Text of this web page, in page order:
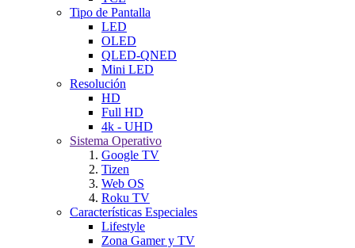
Tipo de Pantalla
LED
OLED
QLED-QNED
Mini LED
Resolución
HD
Full HD
4k - UHD
Sistema Operativo
Google TV
Tizen
Web OS
Roku TV
Características Especiales
Lifestyle
Zona Gamer y TV